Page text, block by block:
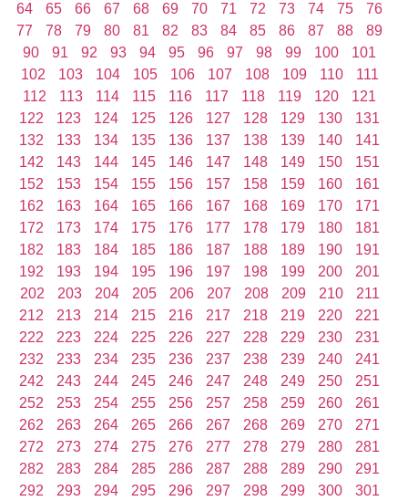
64
65 66 67 68 69 70 71 72 73 74 75
76
77
78 79 80 81 82 83 84 85 86 87 88
89
90
91 92 93 94 95 96 97 98 99 100
101
102
103 104 105 106 107 108 109 110
111
112
113 114 115 116 117 118 119 120
121
122
123 124 125 126 127 128 129 130
131
132
133 134 135 136 137 138 139 140
141
142
143 144 145 146 147 148 149 150
151
152
153 154 155 156 157 158 159 160
161
162
163 164 165 166 167 168 169 170
171
172
173 174 175 176 177 178 179 180
181
182
183 184 185 186 187 188 189 190
191
192
193 194 195 196 197 198 199 200
201
202
203 204 205 206 207 208 209 210
211
212
213 214 215 216 217 218 219 220
221
222
223 224 225 226 227 228 229 230
231
232
233 234 235 236 237 238 239 240
241
242
243 244 245 246 247 248 249 250
251
252
253 254 255 256 257 258 259 260
261
262
263 264 265 266 267 268 269 270
271
272
273 274 275 276 277 278 279 280
281
282
283 284 285 286 287 288 289 290
291
292
293 294 295 296 297 298 299 300 301